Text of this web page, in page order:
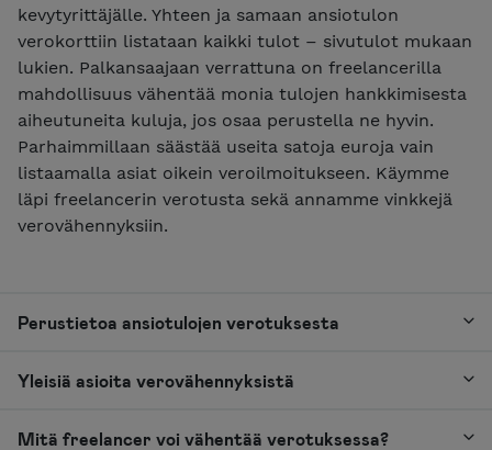
kevytyrittäjälle. Yhteen ja samaan ansiotulon
verokorttiin listataan kaikki tulot – sivutulot mukaan
lukien. Palkansaajaan verrattuna on freelancerilla
mahdollisuus vähentää monia tulojen hankkimisesta
aiheutuneita kuluja, jos osaa perustella ne hyvin.
Parhaimmillaan säästää useita satoja euroja vain
listaamalla asiat oikein veroilmoitukseen. Käymme
läpi freelancerin verotusta sekä annamme vinkkejä
verovähennyksiin.
Perustietoa ansiotulojen verotuksesta
Yleisiä asioita verovähennyksistä
Mitä freelancer voi vähentää verotuksessa?